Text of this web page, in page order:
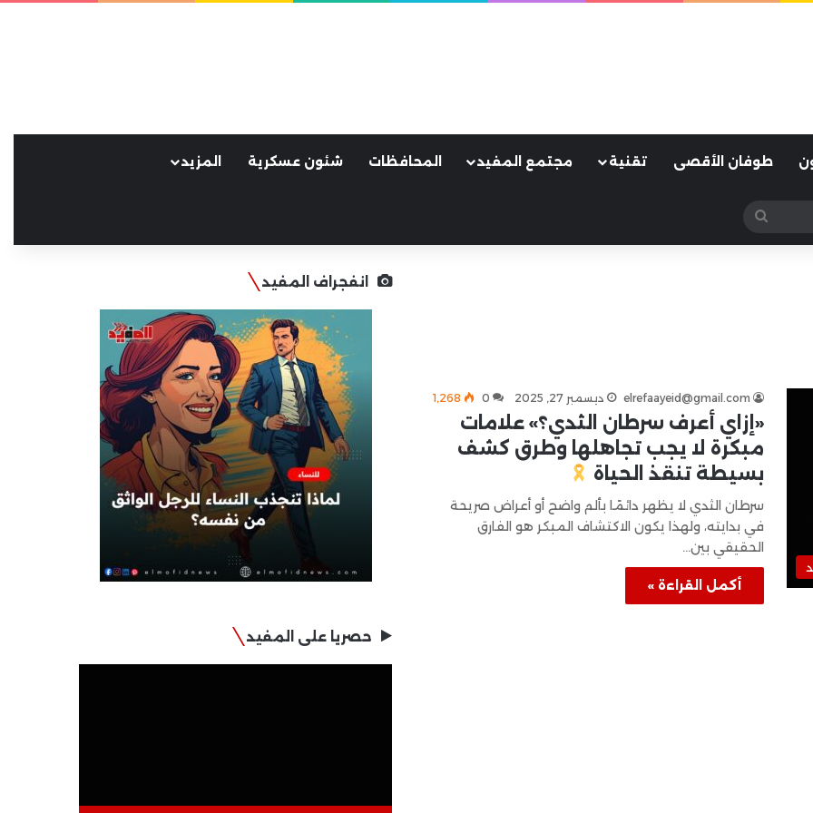
طوفان الأقصى تقنية مجتمع المفيد المحافظات شئون عسكرية المزيد
بحث
عن
elrefaayeid@gmail.com ديسمبر 27, 2025 0 1٬268
«إزاي أعرف سرطان الثدي؟» علامات
مبكرة لا يجب تجاهلها وطرق كشف
بسيطة تنقذ الحياة
سرطان الثدي لا يظهر دائمًا بألم واضح أو أعراض صريحة
في بدايته، ولهذا يكون الاكتشاف المبكر هو الفارق
الحقيقي بين…
أكمل القراءة »
انفجراف المفيد
حصريا على المفيد